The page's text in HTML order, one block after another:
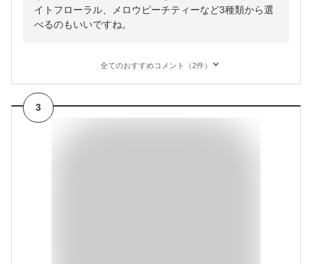
イトフローラル、メロウピーチティーなど3種類から選
べるのもいいですね。
全てのおすすめコメント（2件）
3